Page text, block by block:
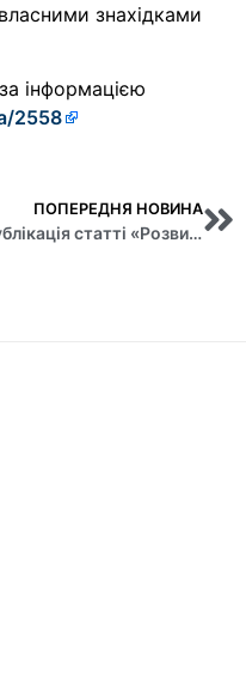
знахідками
інформацією
2558
ПОПЕРЕДНЯ НОВИНА
Публікація статті «Розвиток цифрових компетенцій в Європейському Союзі»